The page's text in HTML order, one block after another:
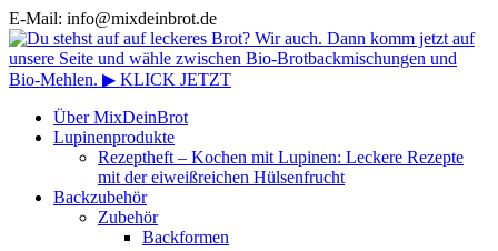
E-Mail: info@mixdeinbrot.de
Über MixDeinBrot
Lupinenprodukte
Rezeptheft – Kochen mit Lupinen: Leckere Rezepte
mit der eiweißreichen Hülsenfrucht
Backzubehör
Zubehör
Backformen